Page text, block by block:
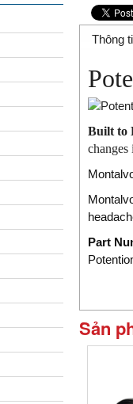
Thông
Built to
Part
Sản